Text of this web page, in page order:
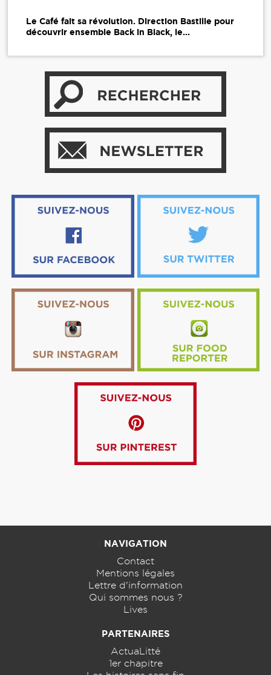
Le Café fait sa révolution. Direction Bastille pour
découvrir ensemble Back in Black, le...
NAVIGATION
Contact
Mentions légales
Lettre d'information
Qui sommes nous ?
Lives
PARTENAIRES
ActuaLitté
1er chapitre